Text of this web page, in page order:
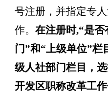
号注册，并指定专
作。 在注册时,“是否
门”和“上级单位”栏
级人社部门栏目，
开发区职称改革工